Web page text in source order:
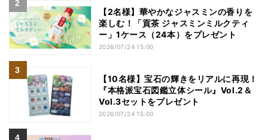
【2名様】華やかなジャスミンの香りを
楽しむ！「貢茶 ジャスミンミルクティ
ー」1ケース（24本）をプレゼント
2026/07/24 15:00
【10名様】宝石の輝きをリアルに再現！
『本格派宝石図鑑立体シール』Vol.2＆
Vol.3セットをプレゼント
2026/07/24 15:00